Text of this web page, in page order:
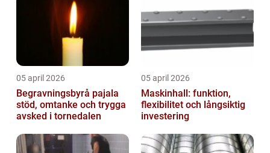
05 april 2026
Begravningsbyrå pajala
stöd, omtanke och trygga
avsked i tornedalen
05 april 2026
Maskinhall: funktion,
flexibilitet och långsiktig
investering